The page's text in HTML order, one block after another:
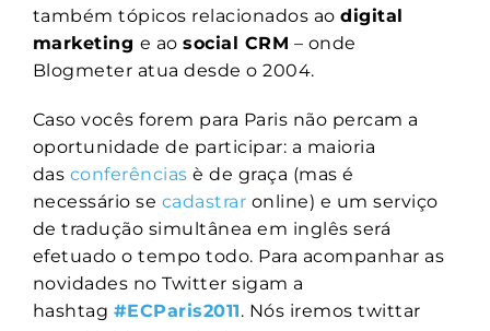
também tópicos relacionados aodigital
marketing e aosocial CRM – onde
Blogmeter atua desde o 2004.
Caso vocês forem para Paris não percam a
oportunidade de participar: a maioria
das conferências è de graça (mas é
necessário se cadastrar online) e um serviço
de tradução simultânea em inglês será
efetuado o tempo todo. Para acompanhar as
novidades no Twitter sigam a
hashtag #ECParis2011. Nós iremos twittar